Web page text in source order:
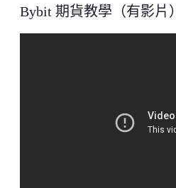
Bybit 期貨教學（有影片）